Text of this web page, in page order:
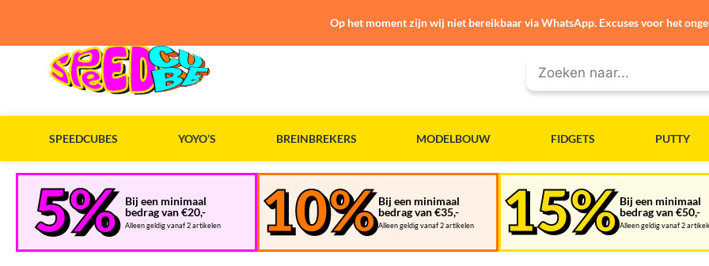
SPEEDCUBES YOYO’S BREINBREKERS MODELBOUW FIDGETS PUTTY
Bij een minimaal
bedrag van €20,-
Alleen geldig vanaf 2 artikelen
Bij een minimaal
bedrag van €35,-
Alleen geldig vanaf 2 artikelen
Bij een minimaal
bedrag van €50,-
Alleen geldig vanaf 2
Op het moment zijn wij niet bereikbaar via WhatsApp. Excuses voor het